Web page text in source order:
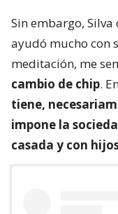
Sin embargo, Silva
ayudó mucho con
meditación, me
cambio de chip.
tiene,
impone la
casada y con